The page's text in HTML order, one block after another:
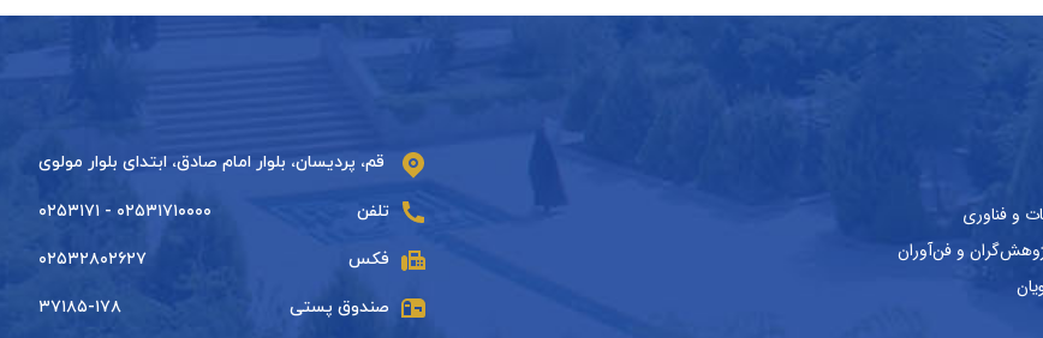
و فناوری
و فن‌آوران
قم، پردیسان، بلوار امام صادق، ابتدای بلوار مولوی
تلفن ۰۲۵۳۱۷۱۰۰۰۰ - ۰۲۵۳۱۷۱
فکس ۰۲۵۳۲۸۰۲۶۲۷
صندوق پستی ۳۷۱۸۵-۱۷۸